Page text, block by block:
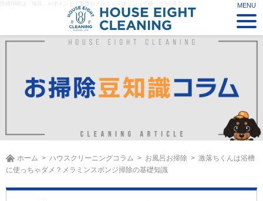
浴槽掃除は「毎日」がポイント？重曹やメラミンスポンジって使ってもOK？
ホーム ハウスクリーニングコラム お風呂お掃除
激落ちくんは浴槽
に使っちゃダメ？メラミンスポンジ掃除の基礎知識